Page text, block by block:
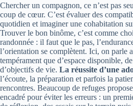
Chercher un compagnon, ce n’est pas
coup de cœur. C’est évaluer des
quotidien et imaginer une cohabitation
Trouver le bon binôme, c’est comme
randonnée : il faut que le pas,
l’orientation se complètent. Ici, on parle
tempérament que d’espace disponible,
d’objectifs de vie. La réussite d’une
l’écoute, la préparation et parfois la
rencontres. Beaucoup de refuges
encadré pour éviter les erreurs : un